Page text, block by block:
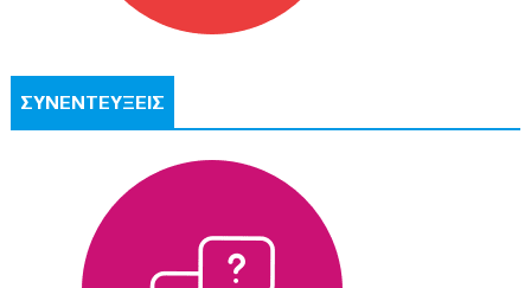
ΣΥΝΕΝΤΕΥΞΕΙΣ